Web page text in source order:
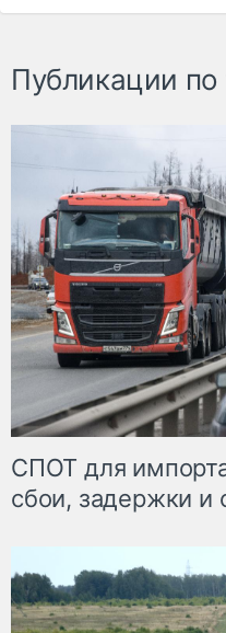
Публикации по
СПОТ для
сбои, задержки